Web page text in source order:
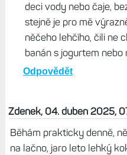
deci vody nebo čaje,
stejně je pro mě
něčeho lehčího, čili ne
banán s jogurtem
Odpovědět
Zdenek, 04. duben 2025,
Běhám prakticky denně,
na lačno, jaro leto lehký